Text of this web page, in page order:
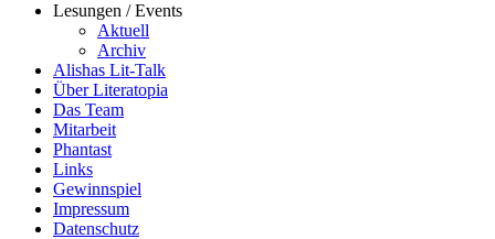
Lesungen / Events
Aktuell
Archiv
Alishas Lit-Talk
Über Literatopia
Das Team
Mitarbeit
Phantast
Links
Gewinnspiel
Impressum
Datenschutz